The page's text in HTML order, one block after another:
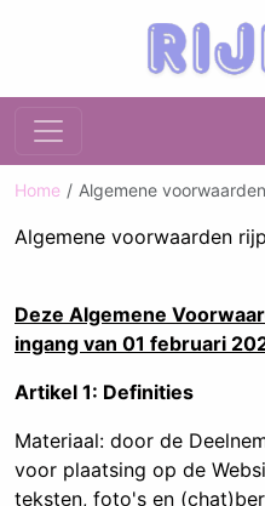
Home Algemene voorwaarden
Algemene voorwaarden
Deze Algemene
ingang van 01 februari
Artikel 1: Definities
Materiaal: door de
voor plaatsing op de
teksten, foto's en